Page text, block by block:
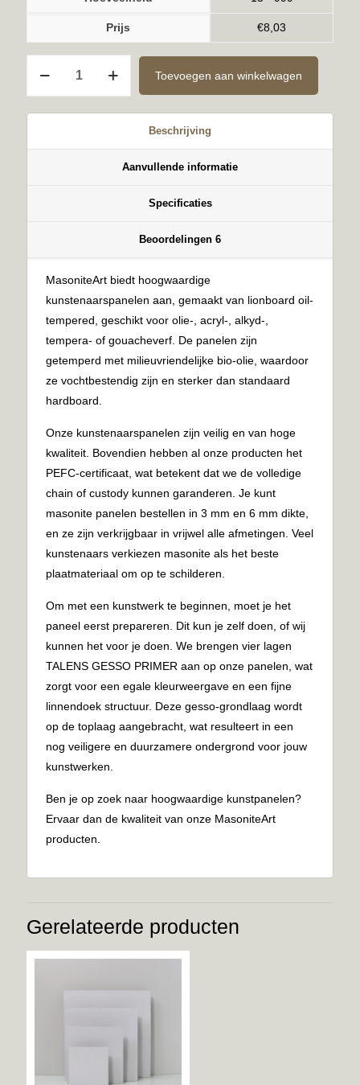
Prijs €8,03
Toevoegen aan winkelwagen
Beschrijving
Aanvullende informatie
Specificaties
Beoordelingen 6
MasoniteArt biedt hoogwaardige
kunstenaarspanelen aan, gemaakt van lionboard oil-
tempered, geschikt voor olie-, acryl-, alkyd-,
tempera- of gouacheverf. De panelen zijn
getemperd met milieuvriendelijke bio-olie, waardoor
ze vochtbestendig zijn en sterker dan standaard
hardboard.
Onze kunstenaarspanelen zijn veilig en van hoge
kwaliteit. Bovendien hebben al onze producten het
PEFC-certificaat, wat betekent dat we de volledige
chain of custody kunnen garanderen. Je kunt
masonite panelen bestellen in 3 mm en 6 mm dikte,
en ze zijn verkrijgbaar in vrijwel alle afmetingen. Veel
kunstenaars verkiezen masonite als het beste
plaatmateriaal om op te schilderen.
Om met een kunstwerk te beginnen, moet je het
paneel eerst prepareren. Dit kun je zelf doen, of wij
kunnen het voor je doen. We brengen vier lagen
TALENS GESSO PRIMER aan op onze panelen, wat
zorgt voor een egale kleurweergave en een fijne
linnendoek structuur. Deze gesso-grondlaag wordt
op de toplaag aangebracht, wat resulteert in een
nog veiligere en duurzamere ondergrond voor jouw
kunstwerken.
Ben je op zoek naar hoogwaardige kunstpanelen?
Ervaar dan de kwaliteit van onze MasoniteArt
producten.
Gerelateerde producten